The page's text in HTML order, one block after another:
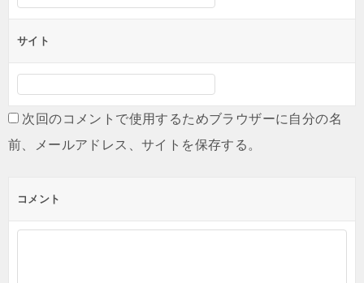
サイト
次回のコメントで使用するためブラウザーに自分の名
前、メールアドレス、サイトを保存する。
コメント